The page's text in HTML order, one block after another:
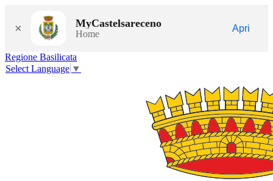
× MyCastelsareceno
Home
Apri
Regione Basilicata
Select Language ▼